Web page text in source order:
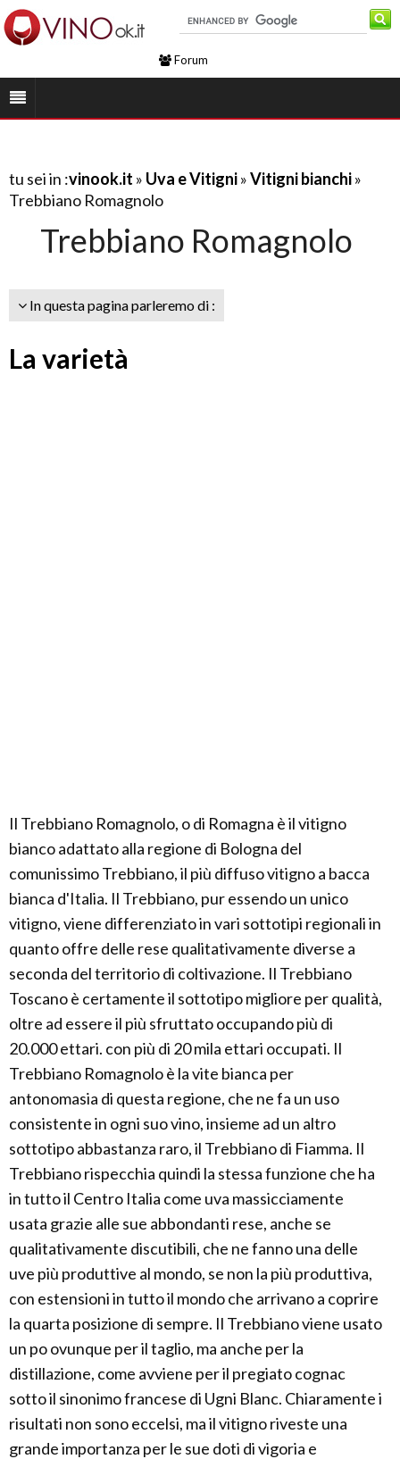
Forum
tu sei in :vinook.it » Uva e Vitigni»Vitigni bianchi»
Trebbiano Romagnolo
Trebbiano Romagnolo
In questa pagina parleremo di :
La varietà
Il Trebbiano Romagnolo, o di Romagna è il vitigno
bianco adattato alla regione di Bologna del
comunissimo Trebbiano, il più diffuso vitigno a bacca
bianca d'Italia. Il Trebbiano, pur essendo un unico
vitigno, viene differenziato in vari sottotipi regionali in
quanto offre delle rese qualitativamente diverse a
seconda del territorio di coltivazione. Il Trebbiano
Toscano è certamente il sottotipo migliore per qualità,
oltre ad essere il più sfruttato occupando più di
20.000 ettari. con più di 20 mila ettari occupati. Il
Trebbiano Romagnolo è la vite bianca per
antonomasia di questa regione, che ne fa un uso
consistente in ogni suo vino, insieme ad un altro
sottotipo abbastanza raro, il Trebbiano di Fiamma. Il
Trebbiano rispecchia quindi la stessa funzione che ha
in tutto il Centro Italia come uva massicciamente
usata grazie alle sue abbondanti rese, anche se
qualitativamente discutibili, che ne fanno una delle
uve più produttive al mondo, se non la più produttiva,
con estensioni in tutto il mondo che arrivano a coprire
la quarta posizione di sempre. Il Trebbiano viene usato
un po ovunque per il taglio, ma anche per la
distillazione, come avviene per il pregiato cognac
sotto il sinonimo francese di Ugni Blanc. Chiaramente i
risultati non sono eccelsi, ma il vitigno riveste una
grande importanza per le sue doti di vigoria e